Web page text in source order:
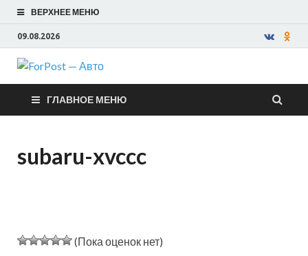
ВЕРХНЕЕ МЕНЮ
09.08.2026
ForPost —
Авто
ГЛАВНОЕ МЕНЮ
subaru-xvccc
(Пока оценок нет)